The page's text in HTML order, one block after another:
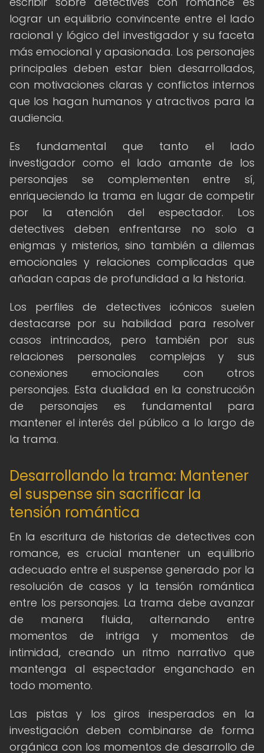
lograr un equilibrio convincente entre el lado
racional y lógico del investigador y su faceta
más emocional y apasionada. Los personajes
principales deben estar bien desarrollados,
con motivaciones claras y conflictos internos
que los hagan humanos y atractivos para la
audiencia.
Es fundamental que tanto el lado
investigador como el lado amante de los
personajes se complementen entre sí,
enriqueciendo la trama en lugar de competir
por la atención del espectador. Los
detectives deben enfrentarse no solo a
enigmas y misterios, sino también a dilemas
emocionales y relaciones complicadas que
añadan capas de profundidad a la historia.
Los perfiles de detectives icónicos suelen
destacarse por su habilidad para resolver
casos intrincados, pero también por sus
relaciones personales complejas y sus
conexiones emocionales con otros
personajes. Esta dualidad en la construcción
de personajes es fundamental para
mantener el interés del público a lo largo de
la trama.
Desarrollando la trama: Mantener
el suspense sin sacrificar la
tensión romántica
En la escritura de historias de detectives con
romance, es crucial mantener un equilibrio
adecuado entre el suspense generado por la
resolución de casos y la tensión romántica
entre los personajes. La trama debe avanzar
de manera fluida, alternando entre
momentos de intriga y momentos de
intimidad, creando un ritmo narrativo que
mantenga al espectador enganchado en
todo momento.
Las pistas y los giros inesperados en la
investigación deben combinarse de forma
orgánica con los momentos de desarrollo de